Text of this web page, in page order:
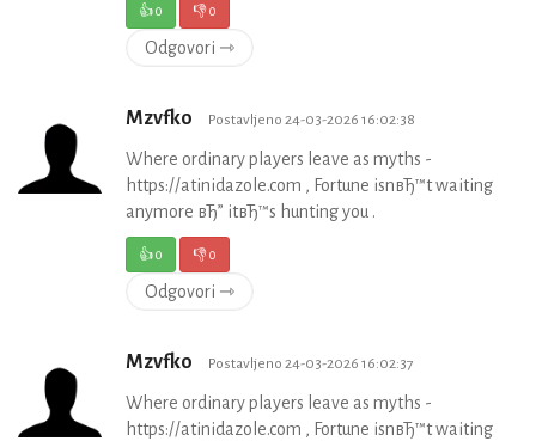
👍0 👎0
Odgovori ⇾
Mzvfko Postavljeno 24-03-2026 16:02:38
Where ordinary players leave as myths -
https://atinidazole.com , Fortune isnвЂ™t waiting
anymore вЂ” itвЂ™s hunting you .
👍0 👎0
Odgovori ⇾
Mzvfko Postavljeno 24-03-2026 16:02:37
Where ordinary players leave as myths -
https://atinidazole.com , Fortune isnвЂ™t waiting